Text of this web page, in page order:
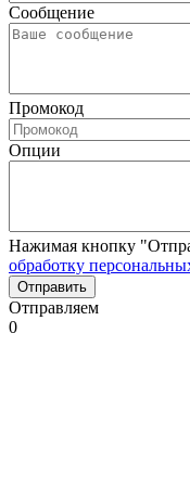
Сообщение
Промокод
Опции
Нажимая кнопку
обработку
Отправляем
0